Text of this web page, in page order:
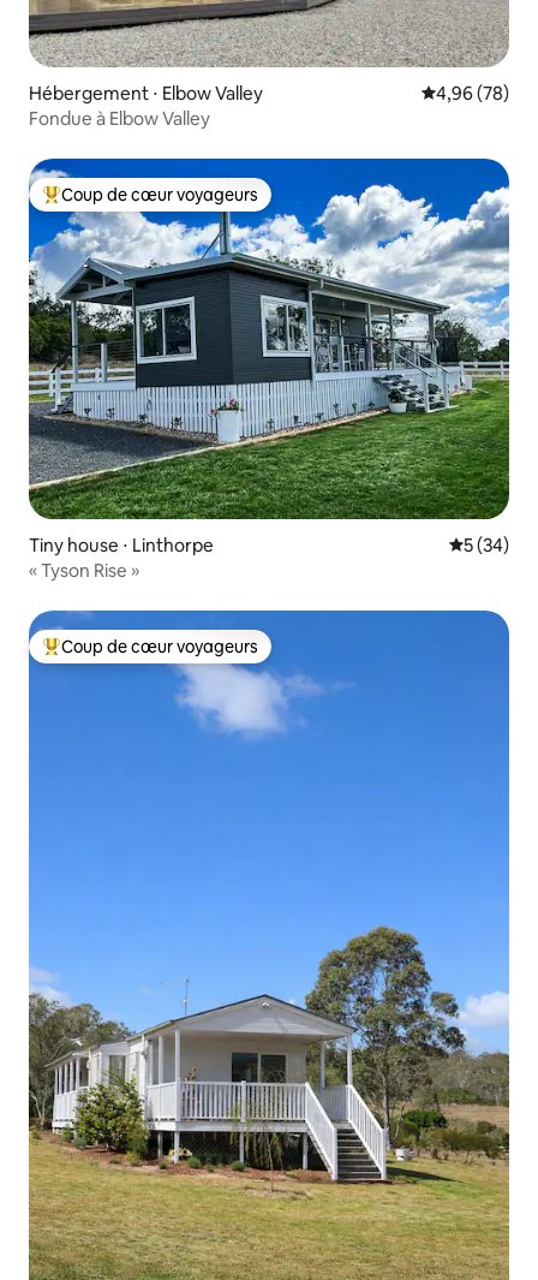
Hébergement ⋅ Elbow Valley Évaluation
4,96 (78)
Fondue à Elbow Valley
Coups de cœur voyageurs les plus appréciés
Coup de cœur voyageurs
Tiny house ⋅ Linthorpe
5 (34)
« Tyson Rise »
Coups de cœur voyageurs les plus appréciés
Coup de cœur voyageurs